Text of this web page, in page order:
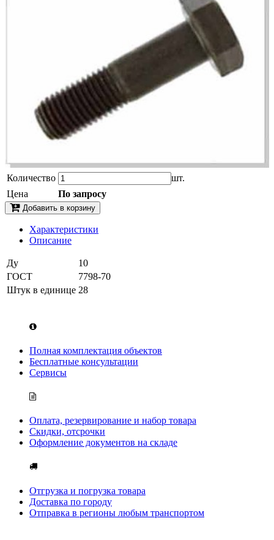
Количество
шт.
Цена
По запросу
Добавить в корзину
Характеристики
Описание
Ду
10
ГОСТ
7798-70
Штук в единице 28
Полная комплектация объектов
Бесплатные консультации
Сервисы
Оплата, резервирование и набор товара
Скидки, отсрочки
Оформление документов на складе
Отгрузка и погрузка товара
Доставка по городу
Отправка в регионы любым транспортом